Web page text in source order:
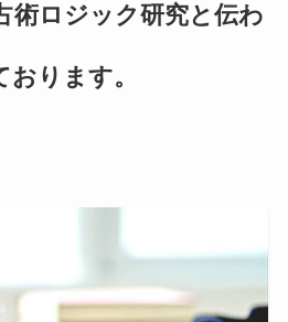
術ロジック研究と伝わ
ります。